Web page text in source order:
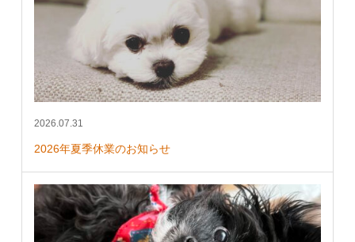
2026.07.31
2026年夏季休業のお知らせ